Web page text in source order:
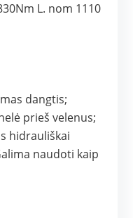
L. nom 1110
dangtis;
prieš velenus;
hidrauliškai
naudoti kaip